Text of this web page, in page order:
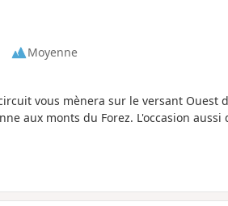
Moyenne
vous mènera sur le versant Ouest
aux monts du Forez. L'occasion